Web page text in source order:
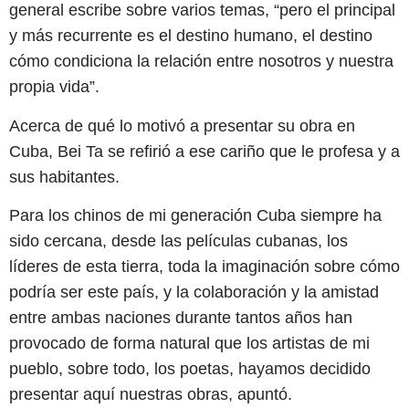
general escribe sobre varios temas, “pero el principal
y más recurrente es el destino humano, el destino
cómo condiciona la relación entre nosotros y nuestra
propia vida”.
Acerca de qué lo motivó a presentar su obra en
Cuba, Bei Ta se refirió a ese cariño que le profesa y a
sus habitantes.
Para los chinos de mi generación Cuba siempre ha
sido cercana, desde las películas cubanas, los
líderes de esta tierra, toda la imaginación sobre cómo
podría ser este país, y la colaboración y la amistad
entre ambas naciones durante tantos años han
provocado de forma natural que los artistas de mi
pueblo, sobre todo, los poetas, hayamos decidido
presentar aquí nuestras obras, apuntó.